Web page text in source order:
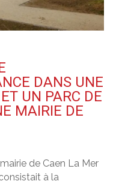
DANS UNE
UN PARC DE
MAIRIE DE
de Caen La Mer
à la